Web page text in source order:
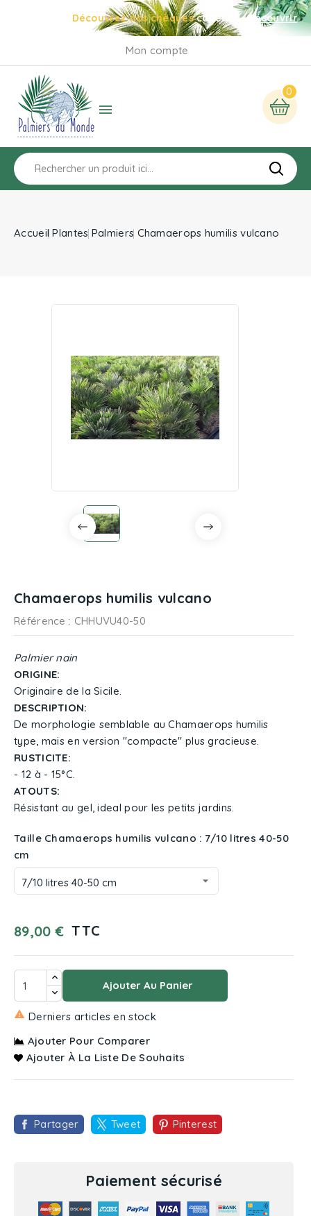
Découvrez nos chèquescadeaux Découvrir
Mon compte

0
Accueil Plantes Palmiers Chamaerops humilis vulcano
Chamaerops humilis vulcano
Référence : CHHUVU40-50
Palmier nain
ORIGINE:
Originaire de la Sicile.
DESCRIPTION:
De morphologie semblable au Chamaerops humilis
type, mais en version "compacte" plus gracieuse.
RUSTICITE:
- 12 à - 15°C.
ATOUTS:
Résistant au gel, ideal pour les petits jardins.
Taille Chamaerops humilis vulcano : 7/10 litres 40-50
cm
89,00 € TTC
Ajouter Au Panier
 Derniers articles en stock
Ajouter Pour Comparer
Ajouter À La Liste De Souhaits
Partager Tweet Pinterest
Paiement sécurisé